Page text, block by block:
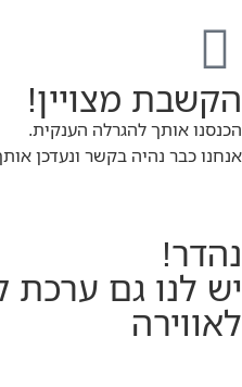
הקשבת מצויין!
הכנסנו אותך להגרלה הענקית.
אנחנו כבר נהיה בקשר ונעדכן
נהדר!
יש לנו גם ערכת
לאווירה